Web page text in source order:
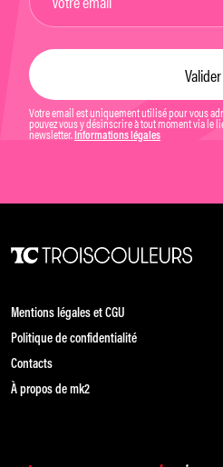
Votre email est uniquement utilisé pour vous
pouvez vous y désinscrire à tout moment via le
newsletter. Informations légales
Mentions légales et CGU
Politique de confidentialité
Contacts
À propos de mk2